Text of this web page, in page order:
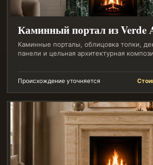
Каминный портал из Verde
Каминные порталы, облицовка топки,
панели и цельная архитектурная
Происхождение уточняется